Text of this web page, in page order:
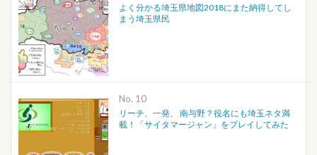
よく分かる埼玉県地図2018にまた納得してし
まう埼玉県民
No.
リーチ、一発、 南与野？役名にも埼玉ネタ満
載！「サイタマージャン」をプレイしてみた